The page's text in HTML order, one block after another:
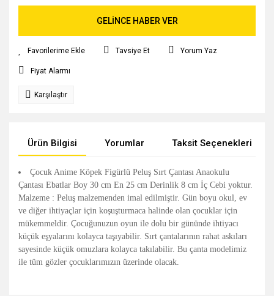
GELİNCE HABER VER
Tavsiye Et Yorum Yaz
Fiyat Alarmı
Karşılaştır
Ürün Bilgisi Yorumlar Taksit Seçenekleri
Çocuk Anime Köpek Figürlü Peluş Sırt Çantası Anaokulu
Çantası Ebatlar Boy 30 cm En 25 cm Derinlik 8 cm İç Cebi yoktur.
Malzeme : Peluş malzemenden imal edilmiştir. Gün boyu okul, ev
ve diğer ihtiyaçlar için koşuşturmaca halinde olan çocuklar için
mükemmeldir. Çocuğunuzun oyun ile dolu bir gününde ihtiyacı
küçük eşyalarını kolayca taşıyabilir. Sırt çantalarının rahat askıları
sayesinde küçük omuzlara kolayca takılabilir. Bu çanta modelimiz
ile tüm gözler çocuklarımızın üzerinde olacak.